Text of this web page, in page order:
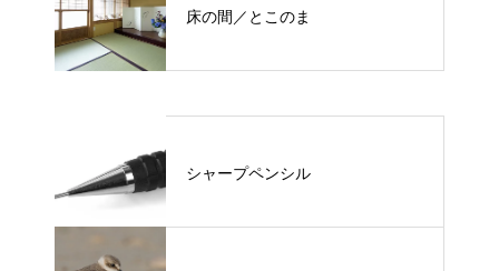
床の間／とこのま
シャープペンシル